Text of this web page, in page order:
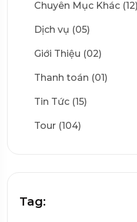
Chuyên Mục Khác (12)
Dịch vụ (05)
Giới Thiệu (02)
Thanh toán (01)
Tin Tức (15)
Tour (104)
Tag: